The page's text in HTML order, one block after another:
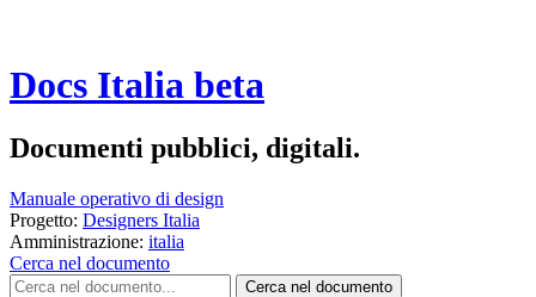
Docs Italia beta
Documenti pubblici, digitali.
Manuale operativo di design
Progetto: Designers Italia
Amministrazione: italia
Cerca nel documento
Cerca nel documento